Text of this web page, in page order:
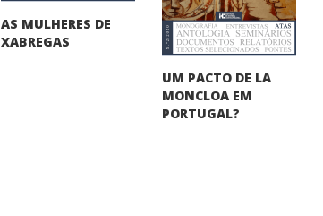
AS MULHERES DE
XABREGAS
UM PACTO DE LA
MONCLOA EM
PORTUGAL?